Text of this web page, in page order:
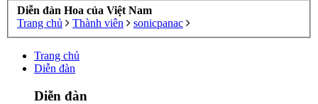
Diễn đàn Hoa của Việt Nam
Trang chủ
Thành viên sonicpanac
Trang chủ
Diễn đàn
Diễn đàn